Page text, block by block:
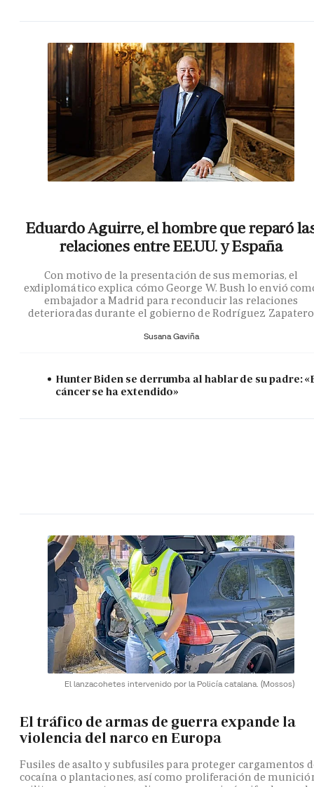
Eduardo Aguirre, el hombre que reparó
relaciones entre EE.UU. y España
Con motivo de la presentación de sus memorias, el
exdiplomático explica cómo George W. Bush lo envió
embajador a Madrid para reconducir las relaciones
deterioradas durante el gobierno de Rodríguez Zapatero
Susana Gaviña
Hunter Biden se derrumba al hablar de su padre:
cáncer se ha extendido»
El lanzacohetes intervenido por la Policía catalana. (Mossos)
El tráfico de armas de guerra expande la
violencia del narco en Europa
Fusiles de asalto y subfusiles para proteger cargamentos
cocaína o plantaciones, así como proliferación de